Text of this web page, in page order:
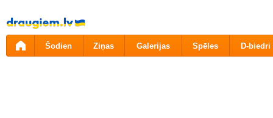
Pāriet
uz
saturu
Šodien Ziņas Galerijas Spēles D-biedri